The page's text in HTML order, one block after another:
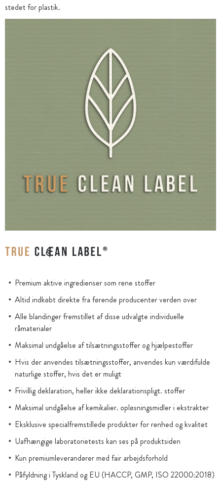
stedet for plastik.
Premium aktive ingredienser som rene stoffer
Altid indkøbt direkte fra førende producenter verden over
Alle blandinger fremstillet af disse udvalgte individuelle
råmaterialer
Maksimal undgåelse af tilsætningsstoffer og hjælpestoffer
Hvis der anvendes tilsætningsstoffer, anvendes kun værdifulde
naturlige stoffer, hvis det er muligt
Frivillig deklaration, heller ikke deklarationspligt. stoffer
Maksimal undgåelse af kemikalier. opløsningsmidler i ekstrakter
Eksklusive specialfremstillede produkter for renhed og kvalitet
Uafhængige laboratorietests kan ses på produktsiden
Kun premiumleverandører med fair arbejdsforhold
Påfyldning i Tyskland og EU (HACCP, GMP, ISO 22000:2018)